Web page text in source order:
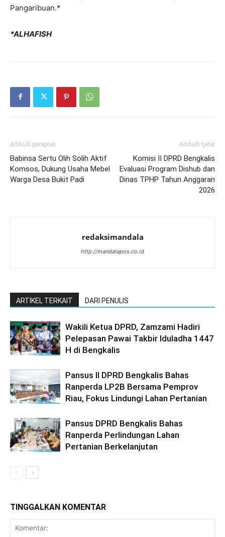
Pangaribuan.*
*ALHAFISH
Artikulli paraprak
Babinsa Sertu Olih Solih Aktif
Komsos, Dukung Usaha Mebel
Warga Desa Bukit Padi
Artikulli tjetër
Komisi II DPRD Bengkalis
Evaluasi Program Dishub dan
Dinas TPHP Tahun Anggaran
2026
redaksimandala
http://mandalapos.co.id
ARTIKEL TERKAIT DARI PENULIS
Wakili Ketua DPRD, Zamzami Hadiri
Pelepasan Pawai Takbir Iduladha 1447
H di Bengkalis
Pansus II DPRD Bengkalis Bahas
Ranperda LP2B Bersama Pemprov
Riau, Fokus Lindungi Lahan Pertanian
Pansus DPRD Bengkalis Bahas
Ranperda Perlindungan Lahan
Pertanian Berkelanjutan
TINGGALKAN KOMENTAR